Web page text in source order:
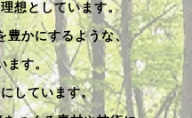
想としています。
かにするような、
ます。
しています。